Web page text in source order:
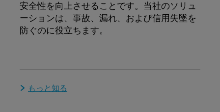
安全性を向上させることです。当社のソリュ
ーションは、事故、漏れ、および信用失墜を
防ぐのに役立ちます。
もっと知る